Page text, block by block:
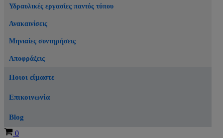
Υδραυλικές εργασίες παντός τύπου
Ανακαινίσεις
Μηνιαίες συντηρήσεις
Αποφράξεις
Ποιοι είμαστε
Επικοινωνία
Blog
Καλάθι
0